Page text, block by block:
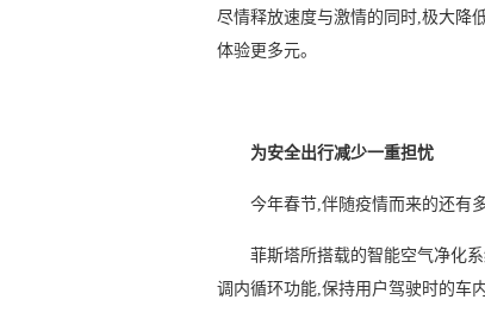
尽情释放速度与激情的同时,极大降
体验更多元。
为安全出行减少一重担忧
今年春节,伴随疫情而来的还有
菲斯塔所搭载的智能空气净化
调内循环功能,保持用户驾驶时的车